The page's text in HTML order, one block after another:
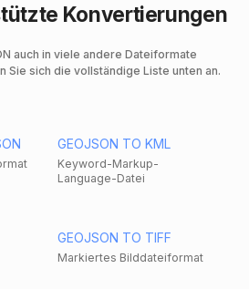
Konvertierungen
auch in viele andere Dateiformate
Sie sich die vollständige Liste unten an.
GEOJSON TO KML
Keyword-Markup-
Language-Datei
GEOJSON TO TIFF
Markiertes Bilddateiformat